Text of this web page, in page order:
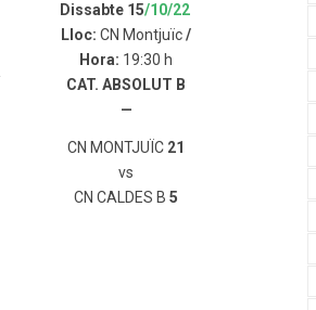
Dissabte 15/10/22
Lloc:CN Montjuïc/
Hora: 19:30 h
CAT. ABSOLUT B
—
CN MONTJUÏC 21
vs
CN CALDES B5